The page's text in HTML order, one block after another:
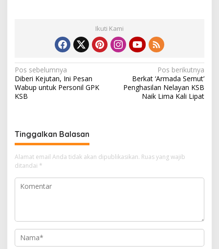
Ikuti Kami
N
a
v
g
a
s
i
p
Pos sebelumnya
Diberi Kejutan, Ini Pesan
Wabup untuk Personil GPK
KSB
Pos berikutnya
Berkat ‘Armada Semut’
Penghasilan Nelayan KSB
Naik Lima Kali Lipat
Tinggalkan Balasan
Alamat email Anda tidak akan dipublikasikan. Ruas yang wajib
ditandai *